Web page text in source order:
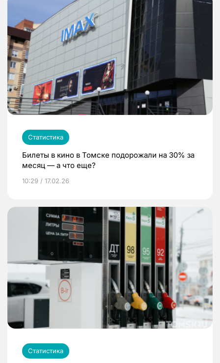
Статистика
Билеты в кино в Томске подорожали на 30% за
месяц — а что еще?
10:29 / 17.02.26
Статистика